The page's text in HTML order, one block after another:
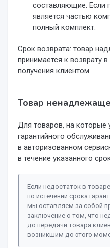
составляющие. Если
является частью
полный комплект.
Срок возврата: товар
принимается к возврату
получения клиентом.
Товар
Для товаров, на которые
гарантийного
в авторизованном
в течение указанного
Если недостаток в
по истечении срока
мы оставляем за собой
заключение о том, что
до передачи товара
возникшим до этого